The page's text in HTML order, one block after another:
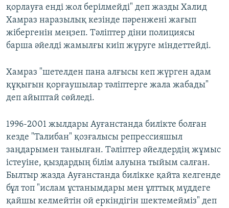
қорлауға енді жол берілмейді" деп жазды Халид
Хамраз наразылық кезінде пәренжені жағып
жібергенін меңзеп. Тәліптер діни полициясы
барша әйелді жамылғы киіп жүруге міндеттейді.
Хамраз "шетелден пана алғысы кеп жүрген адам
құқығын қорғаушылар тәліптерге жала жабады"
деп айыптай сөйледі.
1996-2001 жылдары Ауғанстанда билікте болған
кезде "Талибан" қозғалысы репрессияшыл
заңдарымен танылған. Тәліптер әйелдердің жұмыс
істеуіне, қыздардың білім алуына тыйым салған.
Былтыр жазда Ауғанстанда билікке қайта келгенде
бұл топ "ислам ұстанымдары мен ұлттық мүддеге
қайшы келмейтін ой еркіндігін шектемейміз" деп